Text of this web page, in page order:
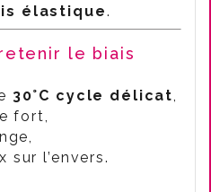
élastique.
le biais
30°C cycle délicat
fort,
sur l’envers.